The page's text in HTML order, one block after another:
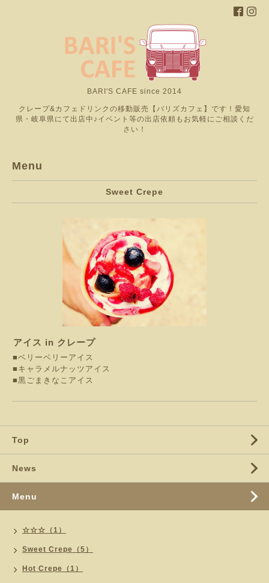
BARI'S CAFE since 2014
クレープ&カフェドリンクの移動販売【バリズカフェ】です！愛知
県・岐阜県にて出店中♪イベント等の出店依頼もお気軽にご相談くだ
さい！
Menu
Sweet Crepe
アイス in クレープ
■ベリーベリーアイス
■キャラメルナッツアイス
■黒ごまきなこアイス
Top
News
Menu
☆☆☆（1）
Sweet Crepe（5）
Hot Crepe（1）